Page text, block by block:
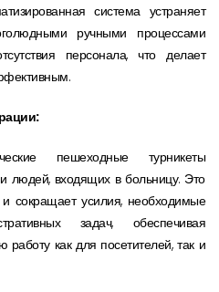
система устраняет
ручными процессами
персонала, что делает
пешеходные турникеты
людей, входящих в больницу. Это
сокращает усилия, необходимые
задач, обеспечивая
как для посетителей, так и